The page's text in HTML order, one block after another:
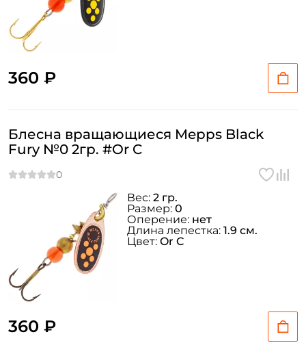
360 ₽
Блесна вращающиеся Mepps Black
Fury №0 2гр. #Or C
360 ₽
Вес: 2 гр.
Размер: 0
Оперение: нет
Длина лепестка: 1.9 см.
Цвет: Or C